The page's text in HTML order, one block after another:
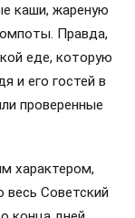
каши, жареную
Правда,
еде, которую
и его гостей в
проверенные
характером,
весь Советский